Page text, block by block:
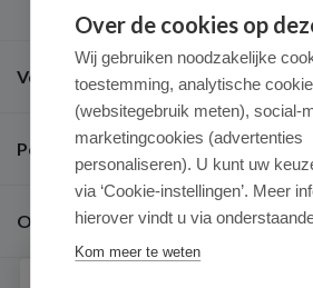
Veel gestelde vragen
Populaire merken
Over ons
Over de cookies op
Wij gebruiken noodzakelijke
toestemming, analytische
(websitegebruik meten), social-
marketingcookies (advertenties
personaliseren). U kunt uw
via ‘Cookie-instellingen’. Meer
hierover vindt u via
Kom meer te weten